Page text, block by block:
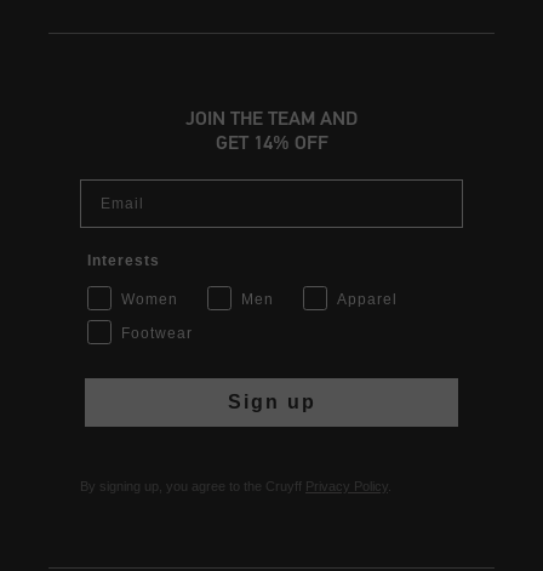
JOIN THE TEAM AND
GET 14% OFF
Interests
Women Men
Apparel
Footwear
Sign up
By signing up, you agree to the Cruyff Privacy Policy